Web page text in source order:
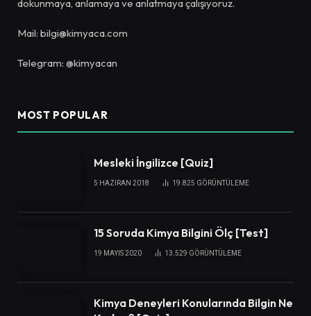
dokunmaya, anlamaya ve anlatmaya çalışıyoruz.
Mail: bilgi@kimyaca.com
Telegram: @kimyacan
MOST POPULAR
Mesleki İngilizce [Quiz]
5 HAZIRAN 2018 19.825 GÖRÜNTÜLEME
15 Soruda Kimya Bilgini Ölç [Test]
19 MAYIS 2020 13.529 GÖRÜNTÜLEME
Kimya Deneyleri Konularında Bilgin Ne